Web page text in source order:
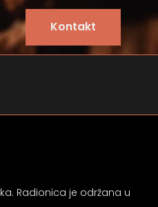
Kontakt
Radionica je održana u